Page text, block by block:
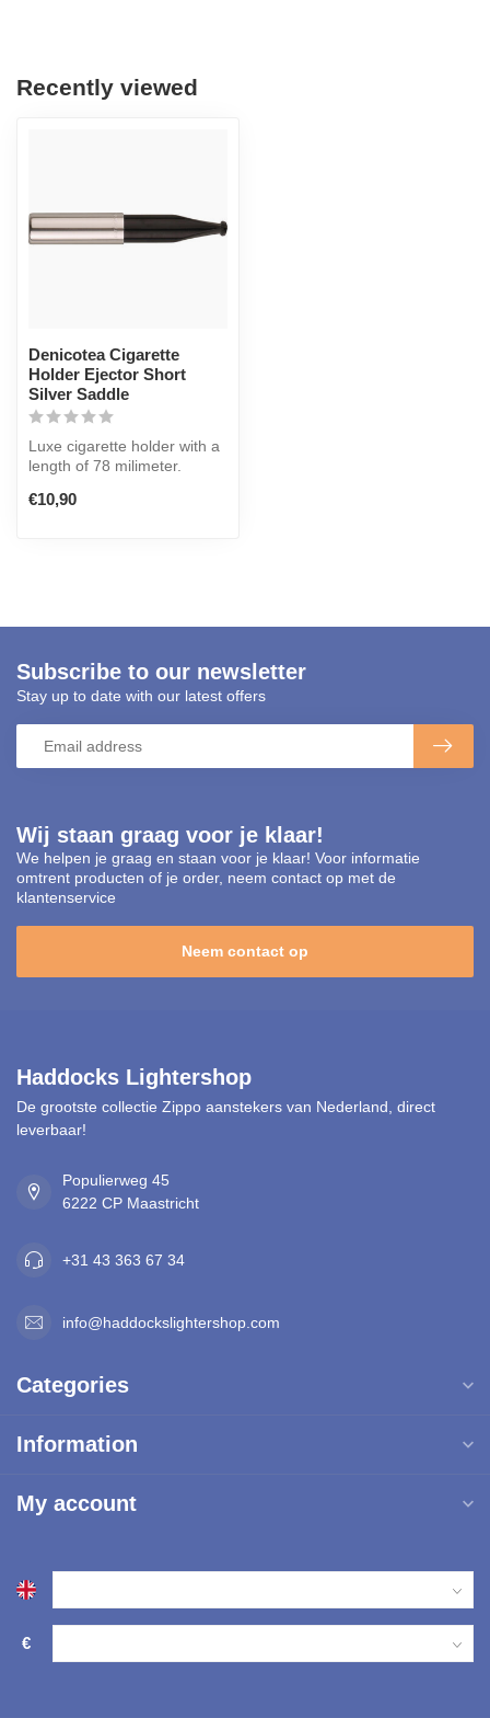
Recently viewed
Denicotea Cigarette
Holder Ejector Short
Silver Saddle
Luxe cigarette holder with a
length of 78 milimeter.
€10,90
Wij staan graag voor je klaar!
We helpen je graag en staan voor je klaar! Voor informatie
omtrent producten of je order, neem contact op met de
klantenservice
Neem contact op
Subscribe to our newsletter
Stay up to date with our latest offers
Haddocks Lightershop
De grootste collectie Zippo aanstekers van Nederland, direct
leverbaar!
Populierweg 45
6222 CP Maastricht
+31 43 363 67 34
info@haddockslightershop.com
Categories
Information
My account
€